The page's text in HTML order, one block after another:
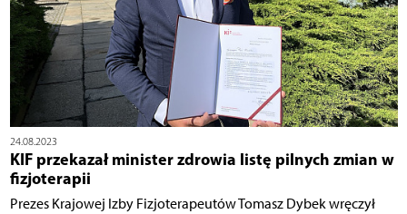
24.08.2023
KIF przekazał minister zdrowia listę pilnych zmian w
fizjoterapii
Prezes Krajowej Izby Fizjoterapeutów Tomasz Dybek wręczył